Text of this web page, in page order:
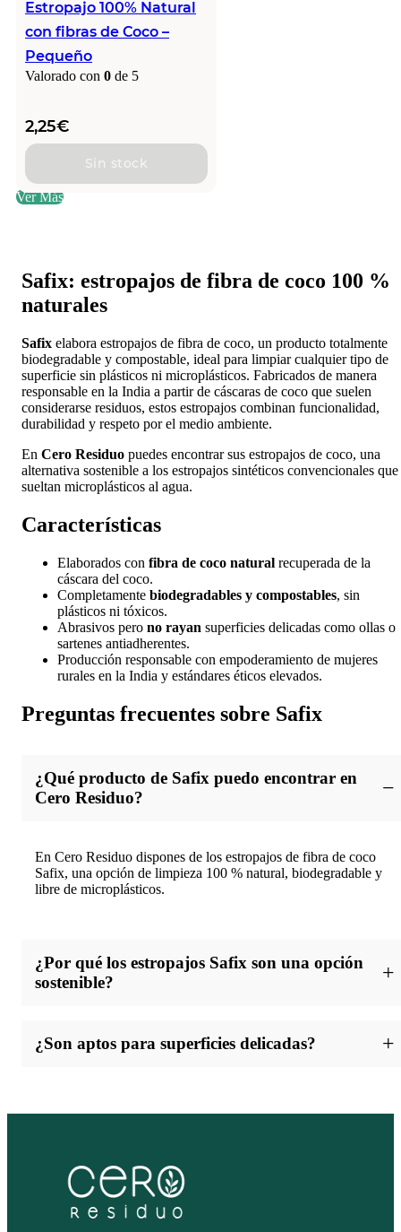
Estropajo 100% Natural
con fibras de Coco –
Pequeño
Valorado con 0 de 5
2,25€
Sin stock
Ver Más
Safix: estropajos de fibra de coco 100 %
naturales
Safix elabora estropajos de fibra de coco, un producto totalmente
biodegradable y compostable, ideal para limpiar cualquier tipo de
superficie sin plásticos ni microplásticos. Fabricados de manera
responsable en la India a partir de cáscaras de coco que suelen
considerarse residuos, estos estropajos combinan funcionalidad,
durabilidad y respeto por el medio ambiente.
En Cero Residuo puedes encontrar sus estropajos de coco, una
alternativa sostenible a los estropajos sintéticos convencionales que
sueltan microplásticos al agua.
Características
Elaborados con fibra de coco natural recuperada de la
cáscara del coco.
Completamente biodegradables y compostables, sin
plásticos ni tóxicos.
Abrasivos pero no rayan superficies delicadas como ollas o
sartenes antiadherentes.
Producción responsable con empoderamiento de mujeres
rurales en la India y estándares éticos elevados.
Preguntas frecuentes sobre Safix
¿Qué producto de Safix puedo encontrar en
Cero Residuo?
En Cero Residuo dispones de los estropajos de fibra de coco
Safix, una opción de limpieza 100 % natural, biodegradable y
libre de microplásticos.
¿Por qué los estropajos Safix son una opción
sostenible?
uso, son biodegradables y ayudan a reducir la contaminación
¿Son aptos para superficies delicadas?